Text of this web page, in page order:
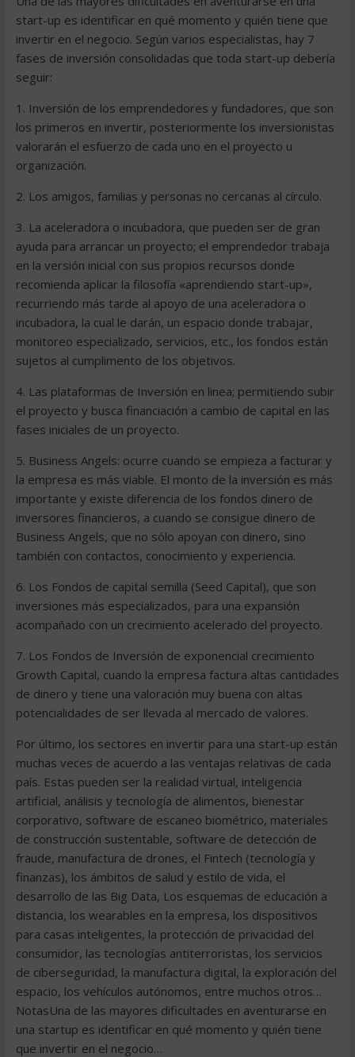
start-up es identificar en qué momento y quién tiene que
invertir en el negocio. Según varios especialistas, hay 7
fases de inversión consolidadas que toda start-up debería
seguir:
1. Inversión de los emprendedores y fundadores, que son
los primeros en invertir, posteriormente los inversionistas
valorarán el esfuerzo de cada uno en el proyecto u
organización.
2. Los amigos, familias y personas no cercanas al círculo.
3. La aceleradora o incubadora, que pueden ser de gran
ayuda para arrancar un proyecto; el emprendedor trabaja
en la versión inicial con sus propios recursos donde
recomienda aplicar la filosofía «aprendiendo start-up»,
recurriendo más tarde al apoyo de una aceleradora o
incubadora, la cual le darán, un espacio donde trabajar,
monitoreo especializado, servicios, etc., los fondos están
sujetos al cumplimento de los objetivos.
4. Las plataformas de Inversión en linea; permitiendo subir
el proyecto y busca financiación a cambio de capital en las
fases iniciales de un proyecto.
5. Business Angels: ocurre cuando se empieza a facturar y
la empresa es más viable. El monto de la inversión es más
importante y existe diferencia de los fondos dinero de
inversores financieros, a cuando se consigue dinero de
Business Angels, que no sólo apoyan con dinero, sino
también con contactos, conocimiento y experiencia.
6. Los Fondos de capital semilla (Seed Capital), que son
inversiones más especializados, para una expansión
acompañado con un crecimiento acelerado del proyecto.
7. Los Fondos de Inversión de exponencial crecimiento
Growth Capital, cuando la empresa factura altas cantidades
de dinero y tiene una valoración muy buena con altas
potencialidades de ser llevada al mercado de valores.
Por último, los sectores en invertir para una start-up están
muchas veces de acuerdo a las ventajas relativas de cada
país. Estas pueden ser la realidad virtual, inteligencia
artificial, análisis y tecnología de alimentos, bienestar
corporativo, software de escaneo biométrico, materiales
de construcción sustentable, software de detección de
fraude, manufactura de drones, el Fintech (tecnología y
finanzas), los ámbitos de salud y estilo de vida, el
desarrollo de las Big Data, Los esquemas de educación a
distancia, los wearables en la empresa, los dispositivos
para casas inteligentes, la protección de privacidad del
consumidor, las tecnologías antiterroristas, los servicios
de ciberseguridad, la manufactura digital, la exploración del
espacio, los vehículos autónomos, entre muchos otros…
NotasUna de las mayores dificultades en aventurarse en
una startup es identificar en qué momento y quién tiene
que invertir en el negocio…